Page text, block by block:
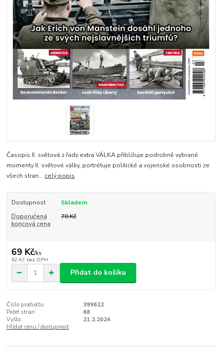
Časopis II. světová z řady extra VÁLKA přibližuje podrobně vybrané
momenty II. světové války, portrétuje politické a vojenské osobnosti ze
všech stran... celý popis
Dostupnost
Skladem
Doporučená
koncová cena
70 Kč
69 Kč/ks
62 Kč bez DPH
Přidat do košíku
Číslo produktu:
399622
Počet stran:
68
Vyšlo:
21.2.2024
Hlídat cenu / dostupnost